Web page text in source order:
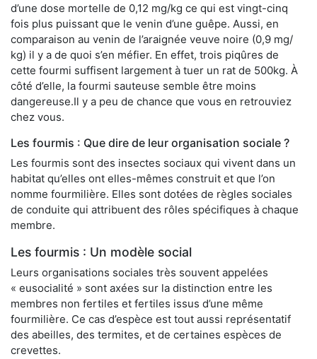
d’une dose mortelle de 0,12 mg/kg ce qui est vingt-cinq
fois plus puissant que le venin d’une guêpe. Aussi, en
comparaison au venin de l’araignée veuve noire (0,9 mg/
kg) il y a de quoi s’en méfier. En effet, trois piqûres de
cette fourmi suffisent largement à tuer un rat de 500kg. À
côté d’elle, la fourmi sauteuse semble être moins
dangereuse.Il y a peu de chance que vous en retrouviez
chez vous.
Les fourmis : Que dire de leur organisation sociale ?
Les fourmis sont des insectes sociaux qui vivent dans un
habitat qu’elles ont elles-mêmes construit et que l’on
nomme fourmilière. Elles sont dotées de règles sociales
de conduite qui attribuent des rôles spécifiques à chaque
membre.
Les fourmis : Un modèle social
Leurs organisations sociales très souvent appelées
« eusocialité » sont axées sur la distinction entre les
membres non fertiles et fertiles issus d’une même
fourmilière. Ce cas d’espèce est tout aussi représentatif
des abeilles, des termites, et de certaines espèces de
crevettes.